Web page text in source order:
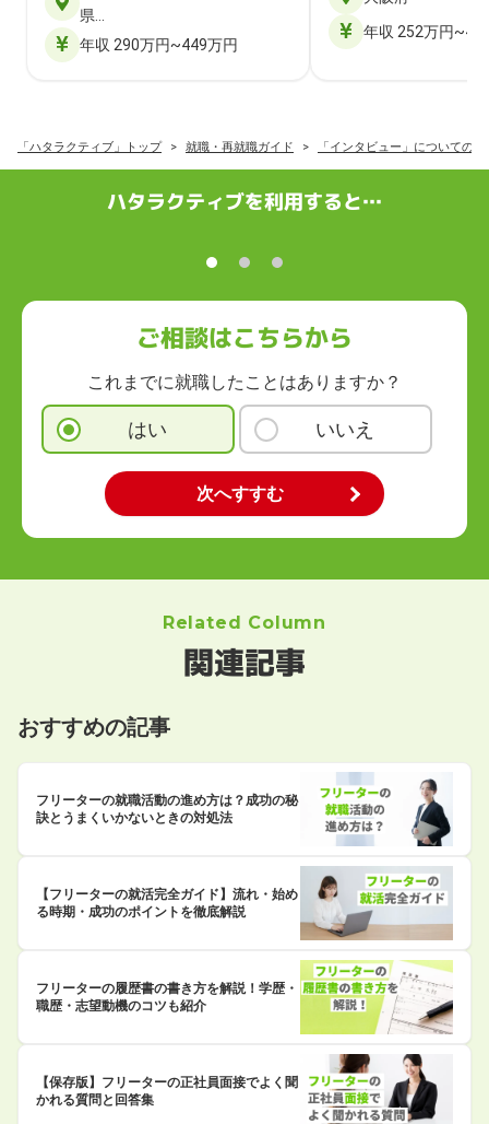
県…
年収 290万円~449万円
年収 252万円
「ハタラクティブ」トップ 就職・再就職ガイド 「インタビュー」についての
ハタラクティブを利用すると…
ご相談はこちらから
これまでに就職したことはありますか？
はい いいえ
Related Column
関連記事
おすすめの記事
フリーターの就職活動の進め方は？成功の秘
訣とうまくいかないときの対処法
【フリーターの就活完全ガイド】流れ・始め
る時期・成功のポイントを徹底解説
フリーターの履歴書の書き方を解説！学歴・
職歴・志望動機のコツも紹介
【保存版】フリーターの正社員面接でよく聞
かれる質問と回答集